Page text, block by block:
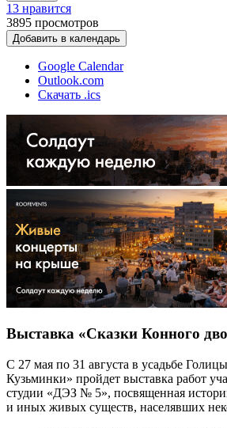
13 нравится
3895 просмотров
Добавить в календарь
Google Calendar
Outlook.com
Скачать .ics
Выставка «Сказки Конного
С 27 мая по 31 августа в усадьбе
Кузьминки» пройдет выставка работ
студии «ДЭЗ № 5», посвященная
и иных живых существ, населявших